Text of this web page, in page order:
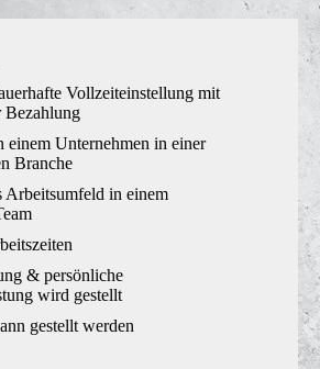
Vollzeiteinstellung mit
Bezahlung
einem Unternehmen in einer
Branche
Arbeitsumfeld in einem
& persönliche
wird gestellt
gestellt werden